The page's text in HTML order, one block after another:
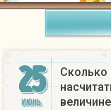
25
ИЮНЬ